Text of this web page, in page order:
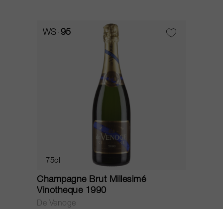
WS 95
75cl
Champagne Brut Millesimé
Vinotheque 1990
De Venoge